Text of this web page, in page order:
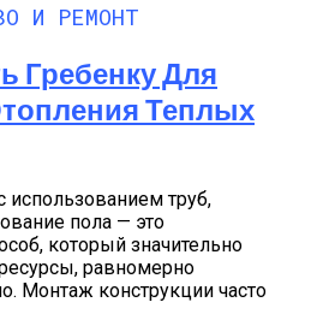
И РЕМОНТ
Гребенку Для
Теплых
использованием труб,
пола — это
который значительно
равномерно
Монтаж конструкции часто